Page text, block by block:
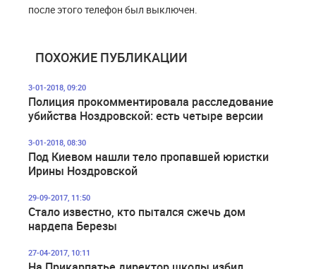
после этого телефон был выключен.
ПОХОЖИЕ ПУБЛИКАЦИИ
3-01-2018, 09:20
Полиция прокомментировала расследование
убийства Ноздровской: есть четыре версии
3-01-2018, 08:30
Под Киевом нашли тело пропавшей юристки
Ирины Ноздровской
29-09-2017, 11:50
Стало известно, кто пытался сжечь дом
нардепа Березы
27-04-2017, 10:11